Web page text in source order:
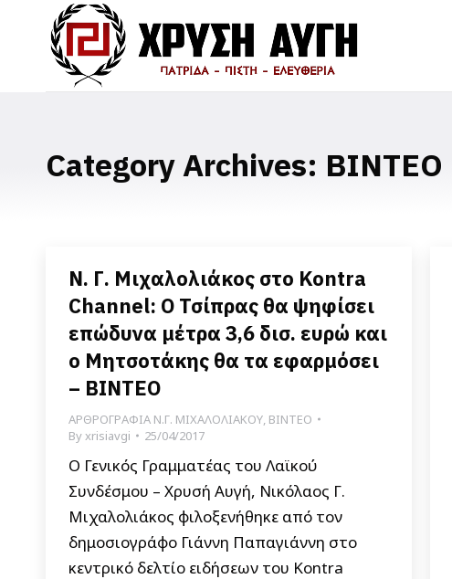
Category Archives: ΒΙΝΤΕΟ
Ν. Γ. Μιχαλολιάκος στο Kontra
Channel: Ο Τσίπρας θα ψηφίσει
επώδυνα μέτρα 3,6 δισ. ευρώ και
ο Μητσοτάκης θα τα εφαρμόσει
– ΒΙΝΤΕΟ
ΑΡΘΡΟΓΡΑΦΙΑ Ν.Γ. ΜΙΧΑΛΟΛΙΑΚΟΥ, ΒΙΝΤΕΟ
Byxrisiavgi 25/04/2017
Ο Γενικός Γραμματέας του Λαϊκού
Συνδέσμου – Χρυσή Αυγή, Νικόλαος Γ.
Μιχαλολιάκος φιλοξενήθηκε από τον
δημοσιογράφο Γιάννη Παπαγιάννη στο
κεντρικό δελτίο ειδήσεων του Kontra